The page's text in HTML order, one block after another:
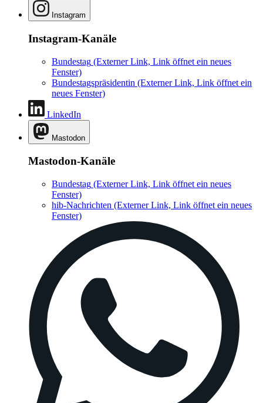
Instagram
Instagram-Kanäle
Bundestag (Externer Link, Link öffnet ein neues
Fenster)
Bundestagspräsidentin (Externer Link, Link öffnet ein
neues Fenster)
LinkedIn
Mastodon
Mastodon-Kanäle
Bundestag (Externer Link, Link öffnet ein neues
Fenster)
hib-Nachrichten (Externer Link, Link öffnet ein neues
Fenster)